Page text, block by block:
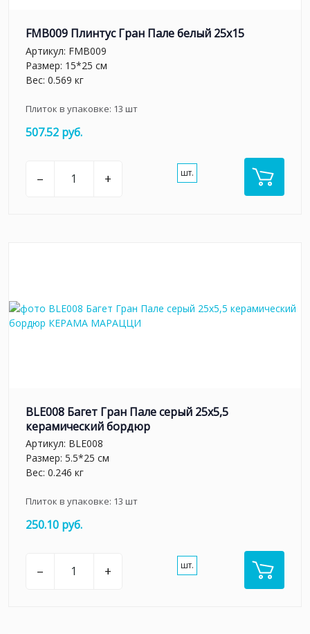
FMB009 Плинтус Гран Пале белый 25x15
Артикул: FMB009
Размер: 15*25 см
Вес: 0.569 кг
Плиток в упаковке: 13 шт
507.52 руб.
– + шт.
BLE008 Багет Гран Пале серый 25x5,5
керамический бордюр
Артикул: BLE008
Размер: 5.5*25 см
Вес: 0.246 кг
Плиток в упаковке: 13 шт
250.10 руб.
– + шт.